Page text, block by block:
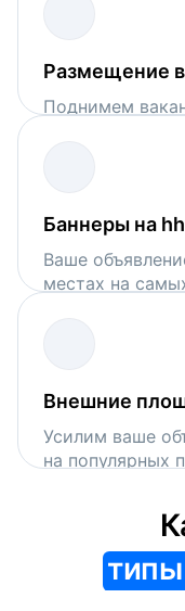
Размещение
Поднимем
Баннеры на
Ваше
местах на
Внешние
Усилим ваше
на популярных